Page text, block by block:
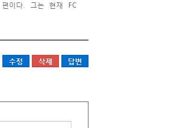
이다. 그는 현재 FC
답변